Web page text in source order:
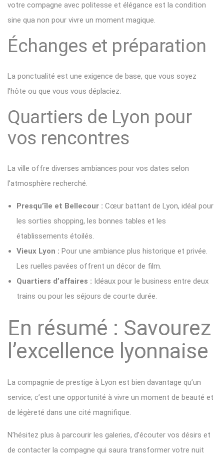
votre compagne avec politesse et élégance est la condition
sine qua non pour vivre un moment magique.
Échanges et préparation
La ponctualité est une exigence de base, que vous soyez
l’hôte ou que vous vous déplaciez.
Quartiers de Lyon pour
vos rencontres
La ville offre diverses ambiances pour vos dates selon
l’atmosphère recherché.
Presqu’île et Bellecour : Cœur battant de Lyon, idéal pour
les sorties shopping, les bonnes tables et les
établissements étoilés.
Vieux Lyon : Pour une ambiance plus historique et privée.
Les ruelles pavées offrent un décor de film.
Quartiers d’affaires : Idéaux pour le business entre deux
trains ou pour les séjours de courte durée.
En résumé : Savourez
l’excellence lyonnaise
La compagnie de prestige à Lyon est bien davantage qu’un
service; c’est une opportunité à vivre un moment de beauté et
de légèreté dans une cité magnifique.
N’hésitez plus à parcourir les galeries, d’écouter vos désirs et
de contacter la compagne qui saura transformer votre nuit